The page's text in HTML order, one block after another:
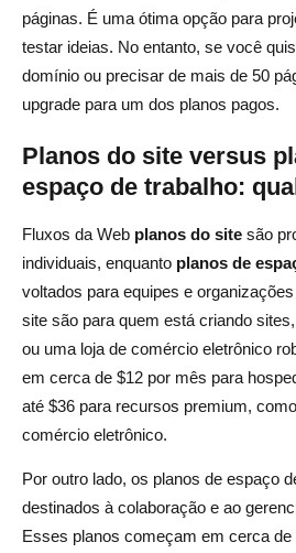
páginas. É uma ótima opção para
testar ideias. No entanto, se você
domínio ou precisar de mais de 50
upgrade para um dos planos pagos.
Planos do site versus
espaço de trabalho:
Fluxos da Web planos do site são
individuais, enquanto planos de
voltados para equipes e
site são para quem está criando
ou uma loja de comércio eletrônico
em cerca de $12 por mês para
até $36 para recursos premium,
comércio eletrônico.
Por outro lado, os planos de espaço
destinados à colaboração e ao
Esses planos começam em cerca de